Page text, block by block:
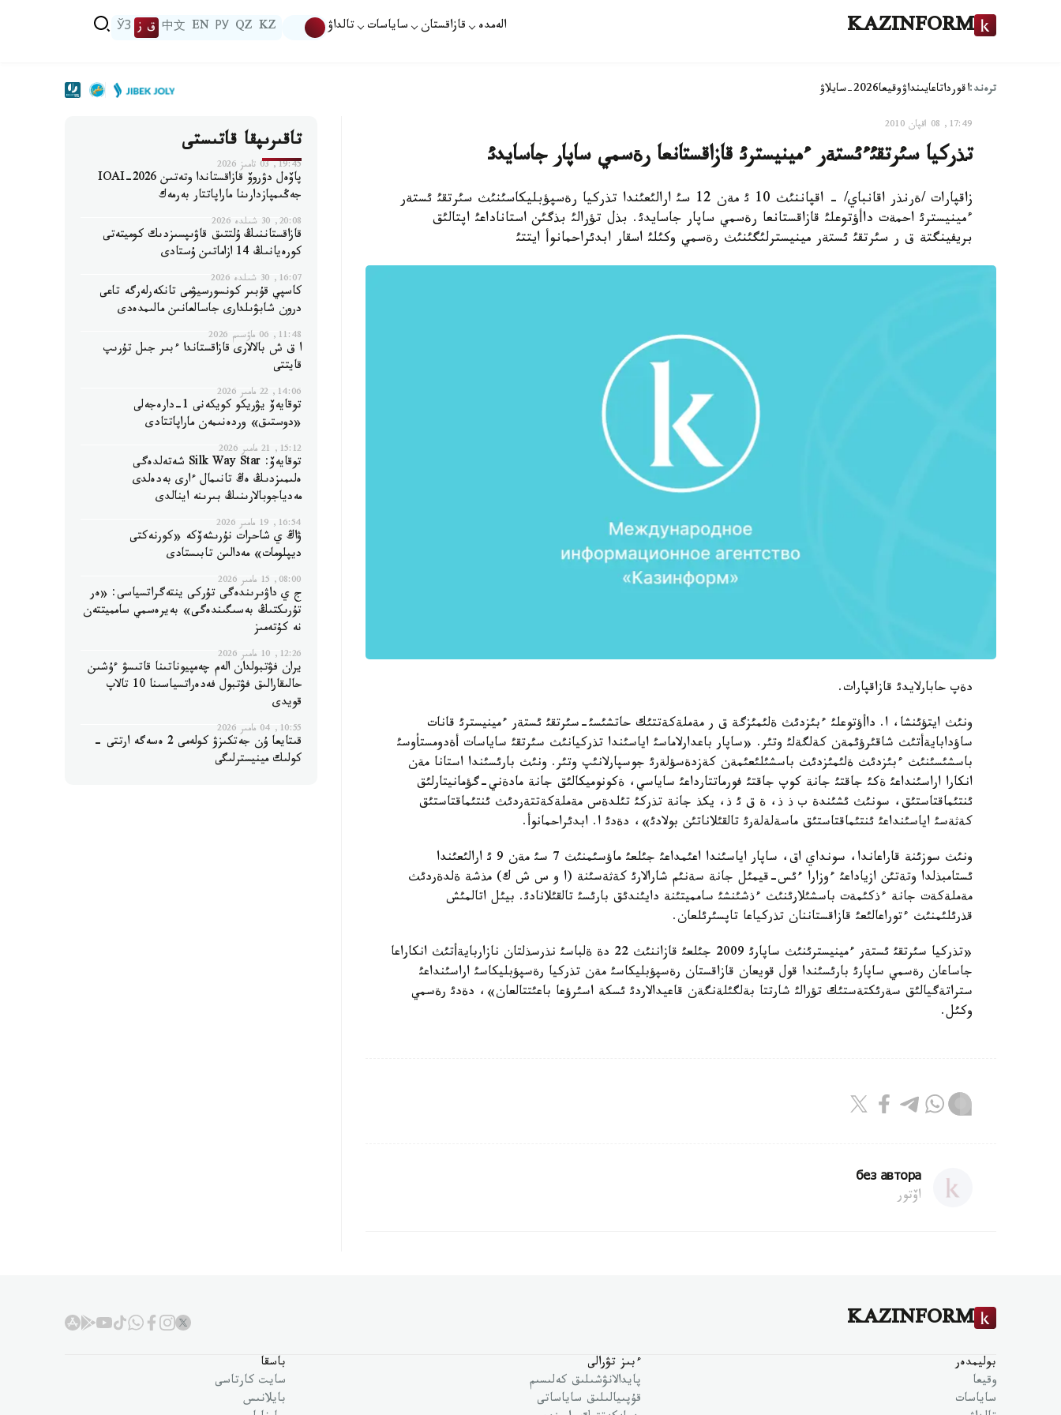
KAZINFORM الەمدە قازاقستان ساياسات تالداۋ KZ
QZ
РУ
EN
中文 ق ز ЎЗ
ترەند:اقورداتاعايىنداۋوقيعا2026-سايلاۋ
17:49, 08 اقپان 2010
تذركيا سئرتقئءئستةر ءمينيسترئ قازاقستانعا رةسمي ساپار جاسايدئ
زاقپارات /ةرنذر اقانباي/ - اقپاننئث 10 ئ مةن 12 سئ ارالئعئندا تذركيا رةسپؤبليكاسئنئث سئرتقئ ئستةر
ءمينيسترئ احمةت داأؤتوعلئ قازاقستانعا رةسمي ساپار جاسايدئ. بذل تؤرالئ بذگئن استاناداعئ اپتالئق
بريفينگتة ق ر سئرتقئ ئستةر مينيسترلئگئنئث رةسمي وكئلئ اسقار ابدئراحمانوأ ايتتئ
دةپ حابارلايدئ قازاقپارات.
ونئث ايتؤئنشا، ا. داأؤتوعلئ ءبئزدئث ةلئمئزگة ق ر مةملةكةتتئك حاتشئسئ-سئرتقئ ئستةر ءمينيسترئ قانات
ساؤدابايةأتئث شاقئرؤئمةن كةلگةلئ وتئر. «ساپار باعدارلاماسئ اياسئندا تذركيانئث سئرتقئ ساياسات أةدومستأوسئ
باسشئسئنئث ءبئزدئث ةلئمئزدئث باسشئلئعئمةن كةزدةسؤلةرئ جوسپارلانئپ وتئر. ونئث بارئسئندا استانا مةن
انكارا اراسئنداعئ ةكئ جاقتئ جانة كوپ جاقتئ فورماتتارداعئ ساياسي، ةكونوميكالئق جانة مادةني-گؤمانيتارلئق
ئنتئماقتاستئق، سونئث ئشئندة ب ذ ذ، ة ق ئ ذ، يكذ جانة تذركئ تئلدةس مةملةكةتتةردئث ئنتئماقتاستئق
كةثةسئ اياسئنداعئ ئنتئماقتاستئق ماسةلةلةرئ تالقئلاناتئن بولادئ»، دةدئ ا. ابدئراحمانوأ.
ونئث سوزئنة قاراعاندا، سونداي اق، ساپار اياسئندا اعئمداعئ جئلعئ ماؤسئمنئث 7 سئ مةن 9 ئ ارالئعئندا
ئستامبذلدا وتةتئن ازياداعئ ءوزارا ءئس-قيمئل جانة سةنئم شارالارئ كةثةسئنة (ا و س ش ك) مذشة ةلدةردئث
مةملةكةت جانة ءذكئمةت باسشئلارئنئث ءذشئنشئ سامميتئنة دايئندئق بارئسئ تالقئلانادئ. بيئل اتالمئش
قذرئلئمنئث ءتوراعالئعئ قازاقستاننان تذركياعا تاپسئرئلعان.
«تذركيا سئرتقئ ئستةر ءمينيسترئنئث ساپارئ 2009 جئلعئ قازاننئث 22 دة ةلباسئ نذرسذلتان نازاربايةأتئث انكاراعا
جاساعان رةسمي ساپارئ بارئسئندا قول قويعان قازاقستان رةسپؤبليكاسئ مةن تذركيا رةسپؤبليكاسئ اراسئنداعئ
ستراتةگيالئق سةرئكتةستئك تؤرالئ شارتتا بةلگئلةنگةن قاعيدالاردئ ئسكة اسئرؤعا باعئتتالعان»، دةدئ رةسمي
وكئل.
без автора
اۆتور
تاقىرىپقا قاتىستى
19:45, 03 تامىز 2026
پاۆەل دۋروۆ قازاقستاندا وتەتىن IOAI-2026
جەڭىمپازدارىنا ماراپاتتار بەرمەك
20:08, 30 شىلدە 2026
قازاقستاننىڭ ۇلتتىق قاۋىپسىزدىك كوميتەتى
كورەيانىڭ 14 ازاماتىن ۇستادى
16:07, 30 شىلدە 2026
كاسپي قۇبىر كونسورسيۋمى تانكەرلەرگە تاعى
درون شابۋىلدارى جاسالعانىن مالىمدەدى
11:48, 06 ماۋسىم 2026
ا ق ش بالالارى قازاقستاندا ءبىر جىل تۇرىپ
قايتتى
14:06, 22 مامىر 2026
توقايەۆ يۋريكو كويكەنى 1-دارەجەلى
«دوستىق» وردەنىمەن ماراپاتتادى
15:12, 21 مامىر 2026
توقايەۆ: Silk Way Star شەتەلدەگى
ەلىمىزدىڭ ەڭ تانىمال ءارى بەدەلدى
مەدياجوبالارىنىڭ بىرىنە اينالدى
16:54, 19 مامىر 2026
ۋاڭ ي شاحرات نۇرىشەۆكە «كورنەكتى
ديپلومات» مەدالىن تابىستادى
08:00, 15 مامىر 2026
ج ي داۋىرىندەگى تۇركى ينتەگراتسياسى: «ەر
تۇرىكتىڭ بەسىگىندەگى» بەيرەسمي سامميتتەن
نە كۇتەمىز
12:26, 10 مامىر 2026
يران فۋتبولدان الەم چەمپيوناتىنا قاتىسۋ ءۇشىن
حالىقارالىق فۋتبول فەدەراتسياسىنا 10 تالاپ
قويدى
10:55, 04 مامىر 2026
قىتايعا ۇن جەتكىزۋ كولەمى 2 ەسەگە ارتتى -
كولىك مينيسترلىگى
KAZINFORM
بوليمدەر
وقيعا
ساياسات
ءبىز تۋرالى
پايدالانۋشىلىق كەلىسىم
قۇپىيالىلىق ساياساتى
باسقا
سايت كارتاسى
بايلانىس